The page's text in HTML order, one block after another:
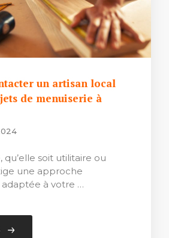
un artisan local
de menuiserie à
qu’elle soit utilitaire ou
une approche
à votre …